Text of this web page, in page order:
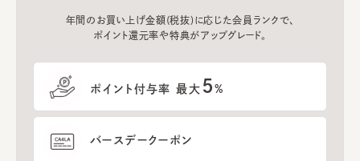
年間のお買い上げ金額(税抜)に応じた会員ランクで、
ポイント還元率や特典がアップグレード。
ポイント付与率 最大 5%
バースデークーポン